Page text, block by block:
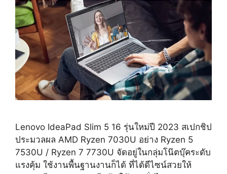
Lenovo IdeaPad Slim 5 16 รุ่นใหม่ปี 2023 สเปกชิป
ประมวลผล AMD Ryzen 7030U อย่าง Ryzen 5
7530U / Ryzen 7 7730U จัดอยู่ในกลุ่มโน๊ตบุ๊คระดับ
แรงคุ้ม ใช้งานพื้นฐานงานก็ได้ ที่ได้ดีไซน์สวยให้